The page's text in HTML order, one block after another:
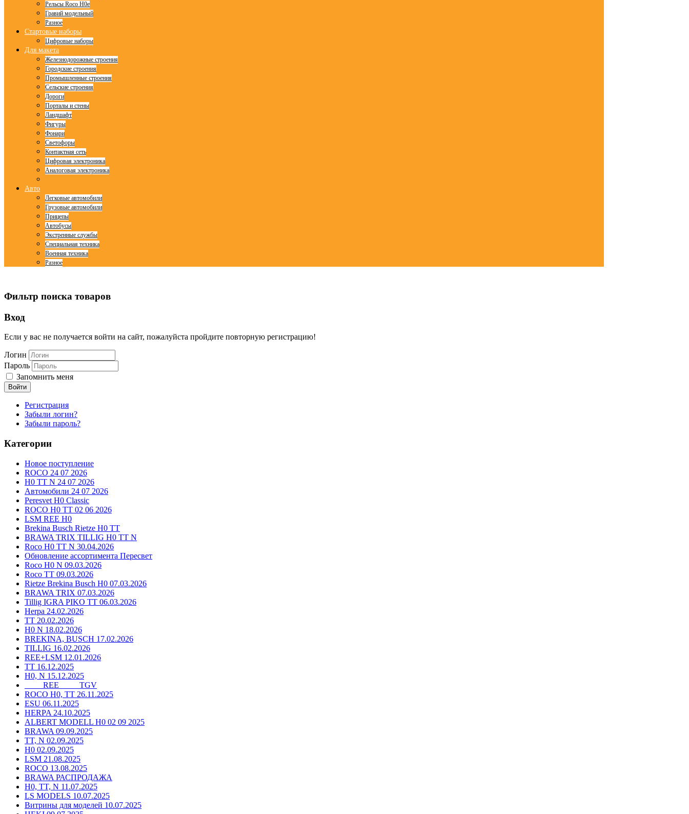
Рельсы Roco H0e
Гравий модельный
Разное
Стартовые наборы
Цифровые наборы
Для макета
Железнодорожные строения
Городские строения
Промышленные строения
Сельские строения
Дороги
Порталы и стены
Ландшафт
Фигуры
Фонари
Светофоры
Контактная сеть
Цифровая электроника
Аналоговая электроника
Авто
Легковые автомобили
Грузовые автомобили
Прицепы
Автобусы
Экстренные службы
Специальная техника
Военная техника
Разное
Фильтр поиска товаров
Вход
Если у вас не получается войти на сайт, пожалуйста пройдите повторную регистрацию!
Логин
Пароль
Запомнить меня
Войти
Регистрация
Забыли логин?
Забыли пароль?
Категории
Новое поступление
ROCO 24 07 2026
H0 TT N 24 07 2026
Автомобили 24 07 2026
Peresvet H0 Classic
ROCO H0 TT 02 06 2026
LSM REE H0
Brekina Busch Rietze H0 TT
BRAWA TRIX TILLIG H0 TT N
Roco H0 TT N 30.04.2026
Обновление ассортимента Пересвет
Roco H0 N 09.03.2026
Roco TT 09.03.2026
Rietze Brekina Busch H0 07.03.2026
BRAWA TRIX 07.03.2026
Tillig IGRA PIKO TT 06.03.2026
Herpa 24.02.2026
TT 20.02.2026
H0 N 18.02.2026
BREKINA, BUSCH 17.02.2026
TILLIG 16.02.2026
REE+LSM 12.01.2026
TT 16.12.2025
H0, N 15.12.2025
____ REE ____ TGV
ROCO H0, TT 26.11.2025
ESU 06.11.2025
HERPA 24.10.2025
ALBERT MODELL H0 02 09 2025
BRAWA 09.09.2025
TT, N 02.09.2025
H0 02.09.2025
LSM 21.08.2025
ROCO 13.08.2025
BRAWA РАСПРОДАЖА
H0, TT, N 11.07.2025
LS MODELS 10.07.2025
Витрины для моделей 10.07.2025